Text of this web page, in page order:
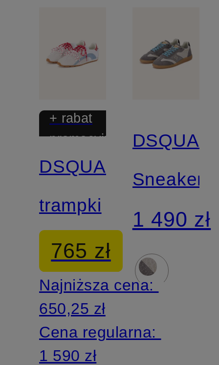
+ rabat
promocyjny
DSQUARED2
trampki
765 zł
Najniższa cena:
650,25 zł
Cena regularna:
1 590 zł
1 490 zł